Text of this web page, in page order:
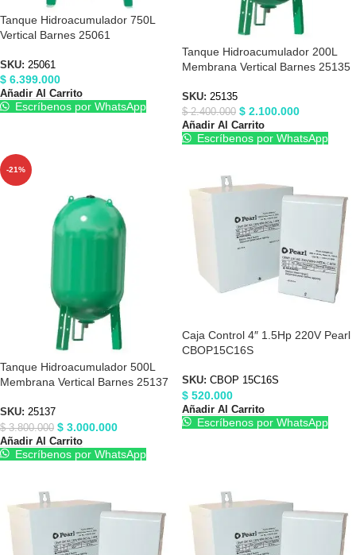
Tanque Hidroacumulador 750L
Vertical Barnes 25061
SKU: 25061
$ 6.399.000
Añadir Al Carrito
Escríbenos por WhatsApp
Tanque Hidroacumulador 200L
Membrana Vertical Barnes 25135
SKU: 25135
$2.400.000 $ 2.100.000
Añadir Al Carrito
Escríbenos por WhatsApp
-21%
Tanque Hidroacumulador 500L
Membrana Vertical Barnes 25137
SKU: 25137
$3.800.000 $ 3.000.000
Añadir Al Carrito
Escríbenos por WhatsApp
Caja Control 4″ 1.5Hp 220V Pearl
CBOP15C16S
SKU: CBOP 15C16S
$ 520.000
Añadir Al Carrito
Escríbenos por WhatsApp